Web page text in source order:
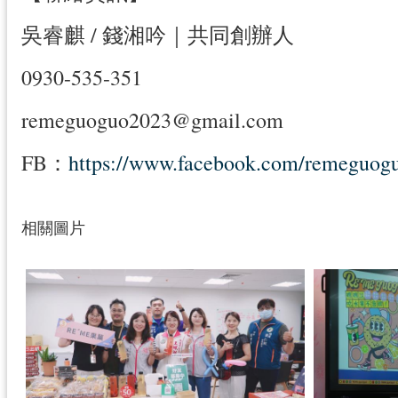
吳睿麒 / 錢湘吟｜共同創辦人
0930-535-351
remeguoguo2023@gmail.com
FB： https://www.facebook.com/
相關圖片